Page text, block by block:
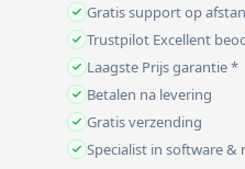
Gratis support op
Trustpilot Excellent
Laagste Prijs garantie *
Betalen na levering
Gratis verzending
Specialist in software &